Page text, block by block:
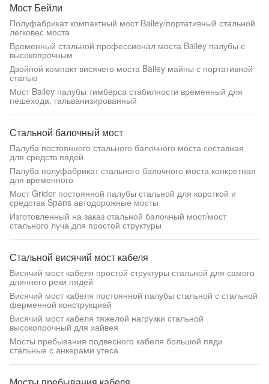
Мост Бейли
Полуфабрикат компактный мост Bailey/портативный стальной
легковес моста
Временный стальной профессионал моста Bailey палубы с
высокопрочным
Двойной компакт висячего моста Bailey майны с портативной
сталью
Мост Bailey палубы тимберса стабилности временный для
пешехода, гальванизированный
Стальной балочный мост
Палуба постоянного стального балочного моста составная
для средств пядей
Палуба полуфабрикат стального балочного моста конкретная
для временного
Мост Grider постоянной палубы стальной для короткой и
средства Spans автодорожные мосты
Изготовленный на заказ стальной балочный мост/мост
стального луча для простой структуры
Стальной висячий мост кабеля
Висячий мост кабеля простой структуры стальной для самого
длиннего реки пядей
Висячий мост кабеля постоянной палубы стальной с стальной
ферменной конструкцией
Висячий мост кабеля тяжелой нагрузки стальной
высокопрочный для хайвея
Мосты пребывания подвесного кабеля большой пяди
стальные с анкерами утеса